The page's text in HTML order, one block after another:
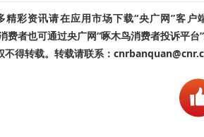
精彩资讯请在应用市场下载“央广网”客
费者也可通过央广网“啄木鸟消费者投诉平
不得转载。转载请联系：